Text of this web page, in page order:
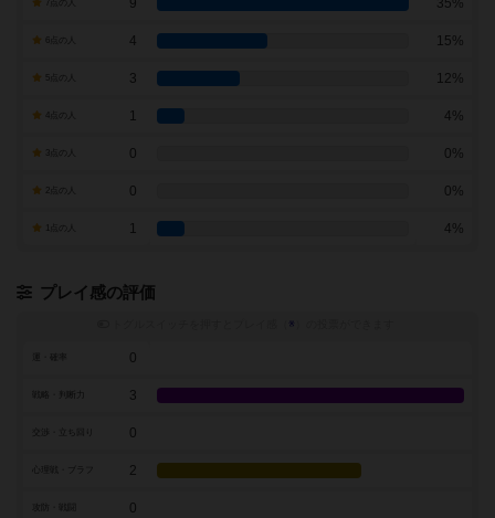
7点の人 9 35%
4 15%
3 12%
1 4%
0 0%
0 0%
1 4%
プレイ感の評価
※
0
戦略・判断力 3
0
2
0